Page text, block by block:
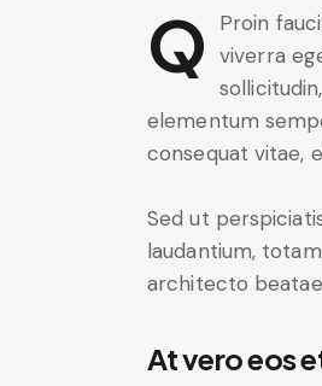
Q
Proin
viverra
elementum
consequat vitae,
Sed ut
laudantium,
architecto
At vero eos